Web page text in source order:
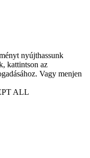
nyújthassunk
kattintson az
Vagy menjen
ALL